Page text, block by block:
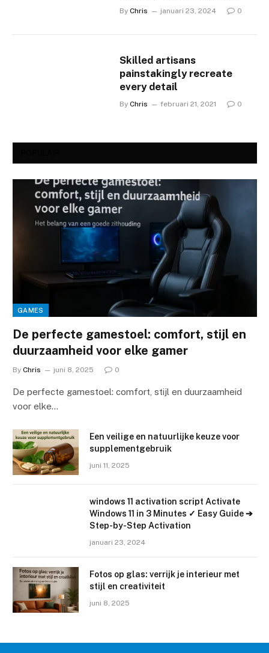
By Chris januari 23, 2024 0
Skilled artisans
painstakingly recreate
every detail
By Chris februari 21, 2021 0
GAMES
De perfecte gamestoel: comfort, stijl en
duurzaamheid voor elke gamer
By Chris juni 8, 2025 0
De perfecte gamestoel: comfort, stijl en duurzaamheid
voor elke…
Een veilige en natuurlijke keuze voor
supplementgebruik
juni 11, 2025
windows 11 activation script Activate
Windows 11 in 3 Minutes ✓ Easy Guide ➔
Step-by-Step Activation
januari 23, 2024
Fotos op glas: verrijk je interieur met
stijl en creativiteit
juni 8, 2025